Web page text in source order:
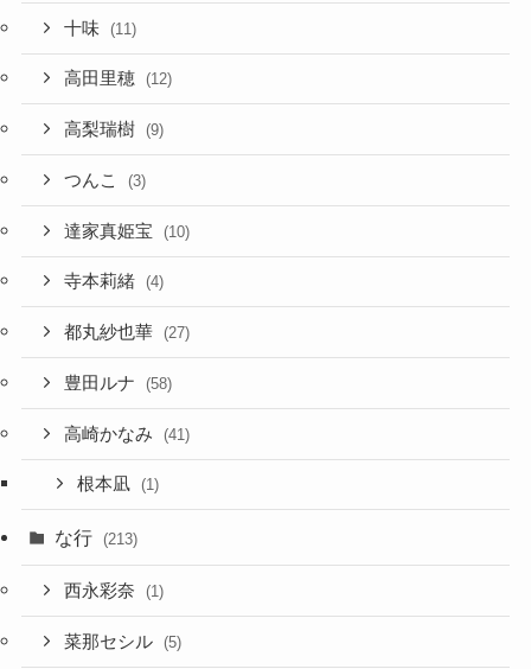
十味 (11)
高田里穂 (12)
高梨瑞樹 (9)
つんこ (3)
達家真姫宝 (10)
寺本莉緒 (4)
都丸紗也華 (27)
豊田ルナ (58)
高崎かなみ (41)
根本凪 (1)
な行 (213)
西永彩奈 (1)
菜那セシル (5)